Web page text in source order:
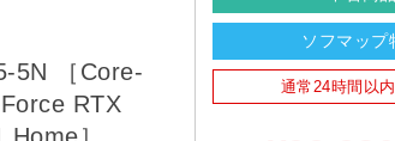
5N ［Core-
RTX
ソフマップ
通常24時間以